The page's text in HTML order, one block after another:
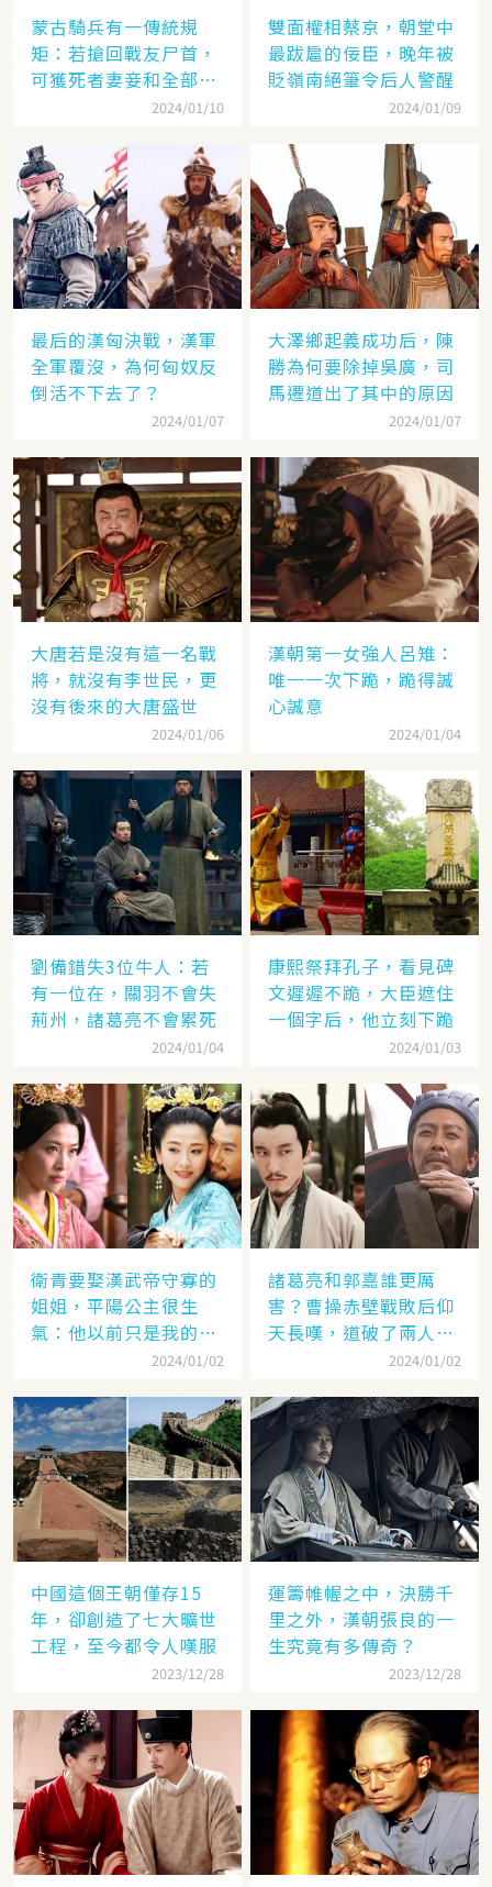
蒙古騎兵有一傳統規
矩：若搶回戰友尸首，
可獲死者妻妾和全部牲
2024/01/10
雙面權相蔡京，朝堂中
最跋扈的佞臣，晚年被
貶嶺南絕筆令后人警醒
2024/01/09
最后的漢匈決戰，漢軍
全軍覆沒，為何匈奴反
倒活不下去了？
2024/01/07
大澤鄉起義成功后，陳
勝為何要除掉吳廣，司
馬遷道出了其中的原因
2024/01/07
大唐若是沒有這一名戰
將，就沒有李世民，更
沒有後來的大唐盛世
2024/01/06
漢朝第一女強人呂雉：
唯一一次下跪，跪得誠
心誠意
2024/01/04
劉備錯失3位牛人：若
有一位在，關羽不會失
荊州，諸葛亮不會累死
2024/01/04
康熙祭拜孔子，看見碑
文遲遲不跪，大臣遮住
一個字后，他立刻下跪
2024/01/03
衛青要娶漢武帝守寡的
姐姐，平陽公主很生
氣：他以前只是我的奴
2024/01/02
諸葛亮和郭嘉誰更厲
害？曹操赤壁戰敗后仰
天長嘆，道破了兩人高
2024/01/02
中國這個王朝僅存15
年，卻創造了七大曠世
工程，至今都令人嘆服
2023/12/28
運籌帷幄之中，決勝千
里之外，漢朝張良的一
生究竟有多傳奇？
2023/12/28